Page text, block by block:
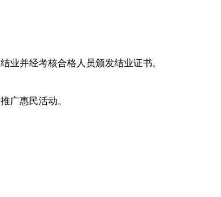
业并经考核合格人员颁发结业证书。
广惠民活动。